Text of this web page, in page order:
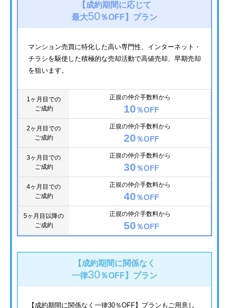
【成約期間に応じて
最大50％OFF】 プラン
マンション売買に特化した高い専門性、インターネット・
チラシを駆使した積極的な売却活動で高値売却、早期売却
を狙います。
1ヶ月目での
ご成約
正規の仲介手数料から
10 ％OFF
2ヶ月目での
ご成約
正規の仲介手数料から
20 ％OFF
3ヶ月目での
ご成約
正規の仲介手数料から
30 ％OFF
4ヶ月目での
ご成約
正規の仲介手数料から
40 ％OFF
5ヶ月目以降の
ご成約
正規の仲介手数料から
50 ％OFF
【成約期間に関係なく
一律30％OFF】 プラン
【成約期間に関係なく一律30％OFF】プランもご用意し